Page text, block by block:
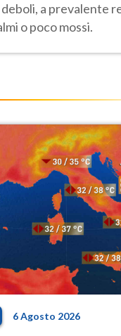
a prevalente
o poco mossi.
6 Agosto 2026